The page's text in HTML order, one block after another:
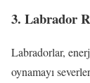
3. Labrador
Labradorlar,
oynamayı